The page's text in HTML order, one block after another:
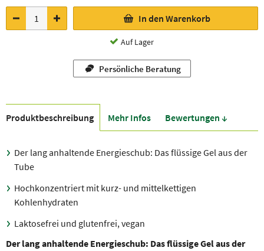
In den Warenkorb
Auf Lager
Persönliche Beratung
Produkt­beschreibung Mehr Infos Bewer­tungen ↓
Der lang anhaltende Energieschub: Das flüssige Gel aus der
Tube
Hochkonzentriert mit kurz- und mittelkettigen
Kohlenhydraten
Laktosefrei und glutenfrei, vegan
Der lang anhaltende Energieschub: Das flüssige Gel aus der